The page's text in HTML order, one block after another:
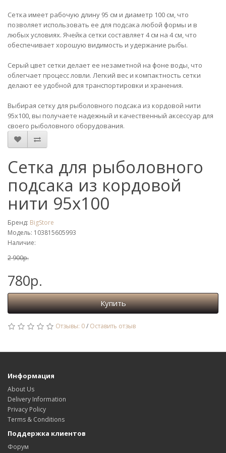
Сетка имеет рабочую длину 95 см и диаметр 100 см, что
позволяет использовать ее для подсака любой формы и в
любых условиях. Ячейка сетки составляет 4 см на 4 см, что
обеспечивает хорошую видимость и удержание рыбы.
Серый цвет сетки делает ее незаметной на фоне воды, что
облегчает процесс ловли. Легкий вес и компактность сетки
делают ее удобной для транспортировки и хранения.
Выбирая сетку для рыболовного подсака из кордовой нити
95х100, вы получаете надежный и качественный аксессуар для
своего рыболовного оборудования.
Сетка для рыболовного
подсака из кордовой
нити 95х100
Бренд: BigStore
Модель: 103815605993
Наличие:
2 900р.
780р.
Купить
Отзывы: 0/ Оставить отзыв
Информация
About Us
Delivery Information
Privacy Policy
Terms & Conditions
Поддержка клиентов
Форум